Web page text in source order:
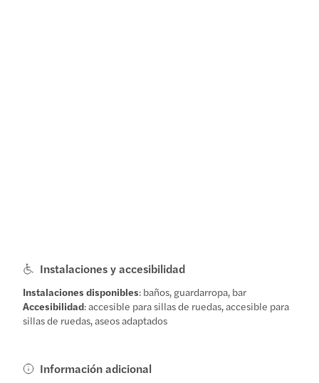
Instalaciones y accesibilidad
Instalaciones disponibles: baños, guardarropa, bar
Accesibilidad: accesible para sillas de ruedas, accesible para
sillas de ruedas, aseos adaptados
Información adicional